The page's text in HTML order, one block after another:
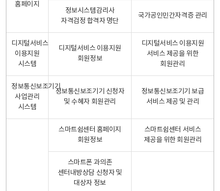
홈페이지
정보시스템감리사
자격검정 합격자 명단
국가공인민간자격증 관리
디지털서비스
이용지원
시스템
디지털서비스 이용지원
회원정보
디지털서비스 이용지원
서비스 제공을 위한
회원관리
정보통신보조기기
사업관리
시스템
정보통신보조기기 신청자
및 수혜자 회원관리
정보통신보조기기 보급
서비스 제공 및 관리
스마트쉼센터 홈페이지
회원정보
스마트쉼센터 서비스
제공을 위한 회원관리
스마트폰 과의존
센터내방상담 신청자 및
대상자 정보